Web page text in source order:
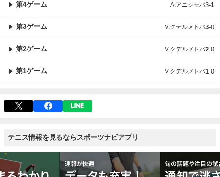
第4ゲーム A.アニシモバ3-1
第3ゲーム V.クデルメトバ3-0
第2ゲーム V.クデルメトバ2-0
第1ゲーム V.クデルメトバ1-0
テニス情報を見るならスポーツナビアプリ